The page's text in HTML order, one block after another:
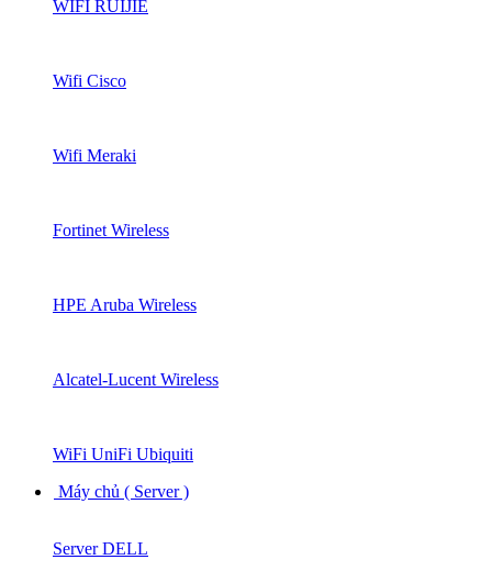
WIFI RUIJIE
Wifi Cisco
Wifi Meraki
Fortinet Wireless
HPE Aruba Wireless
Alcatel-Lucent Wireless
WiFi UniFi Ubiquiti
Máy chủ ( Server )
Server DELL